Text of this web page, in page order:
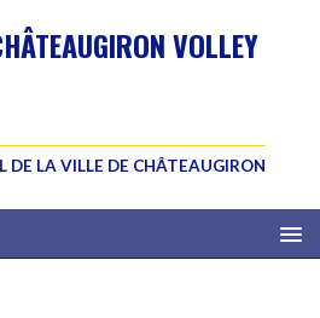
VOLLEY
DE LA VILLE DE CHÂTEAUGIRON